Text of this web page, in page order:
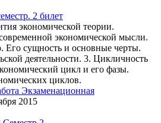
2 билет
экономической теории.
экономической мысли.
Его сущность и основные черты.
деятельности. 3. Цикличность
цикл и его фазы.
циклов.
Экзаменационная
2015